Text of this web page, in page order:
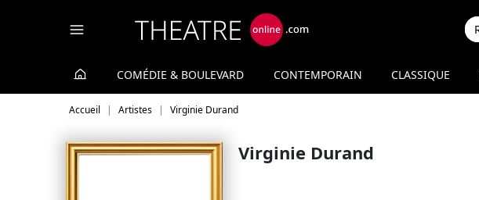
COMÉDIE & BOULEVARD CONTEMPORAIN CLASSIQUE
Accueil Artistes Virginie Durand
Virginie Durand